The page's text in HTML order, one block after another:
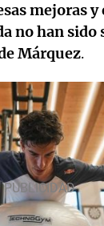
mejoras y
no han
Márquez.